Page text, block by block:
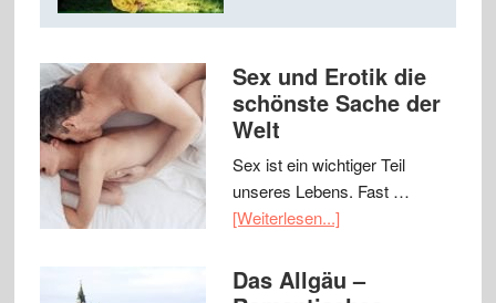
Sex und Erotik die
schönste Sache der
Welt
Sex ist ein wichtiger Teil
unseres Lebens. Fast …
[Weiterlesen...]
Das Allgäu –